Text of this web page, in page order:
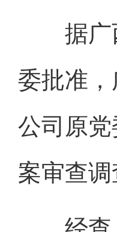
据广西
委批准
公司原
案审查调